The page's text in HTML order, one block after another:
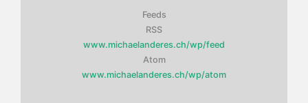
Feeds
RSS
www.michaelanderes.ch/wp/feed
Atom
www.michaelanderes.ch/wp/atom